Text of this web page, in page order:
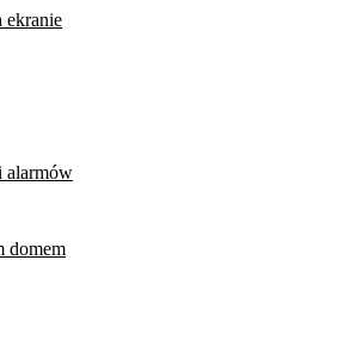
ekranie
alarmów
domem